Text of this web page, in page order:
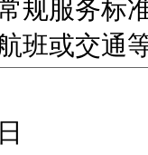
规服务标
班或交通